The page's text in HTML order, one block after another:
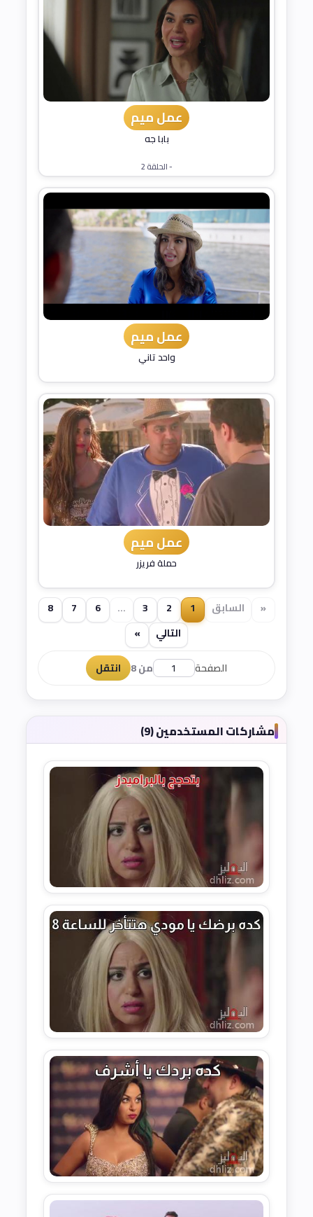
عمل ميم
بابا جه
- الحلقة 2
عمل ميم
واحد تاني
عمل ميم
حملة فريزر
« السابق 1
2
3
...
6
7
8
التالي
»
الصفحة
من 8 انتقل
مشاركات المستخدمين (9)